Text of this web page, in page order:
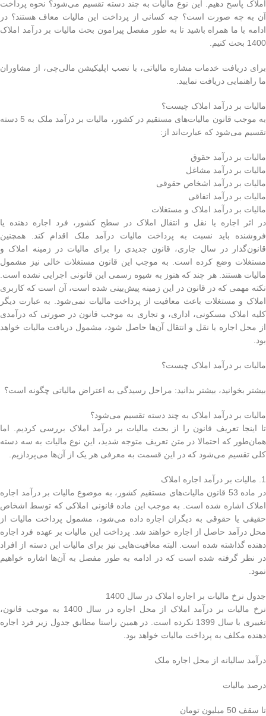
املاک پاسخ دهیم. این نوع مالیات به چند دسته تقسیم می‌شود؟ نحوه پرداخت
آن به چه صورت است؟ چه کسانی از پرداخت این مالیات معاف هستند؟ در
ادامه با ما همراه باشید تا به طور مفصل پیرامون بحث مالیات بر درآمد املاک
1400 بحث کنیم.
برای دریافت خدمات مشاره مالیاتی، با نصب اپلیکیشن مالی‌چی، از مشاوران
ما راهنمایی دریافت نمایید.
مالیات بر درآمد املاک چیست؟
به موجب قانون مالیات‌های مستقیم در کشور، مالیات بر درآمد ملک به 5 دسته
تقسیم می‌شود که عبارت‌اند از:
مالیات بر درآمد حقوق
مالیات بر درآمد مشاغل
مالیات بر درآمد اشخاص حقوقی
مالیات بر درآمد اتفاقی
مالیات بر درآمد املاک و مستغلات
در اثر اجاره یا نقل و انتقال املاک در سطح کشور، فرد اجاره دهنده یا
فروشنده باید نسبت به پرداخت مالیات درآمد ملک اقدام کند. همچنین
قانون‌گذار در سال جاری، قانون جدیدی را برای مالیات در زمینه املاک و
مستغلات وضع کرده است. به موجب این قانون مستغلات خالی نیز مشمول
مالیات هستند. هر چند که هنوز به شیوه رسمی این قانونی اجرایی نشده است.
نکته مهمی که در قانون در این زمینه پیش‌بینی شده است، آن است که کاربری
املاک و مستغلات باعث معافیت از پرداخت مالیات نمی‌شود. به عبارت دیگر
کلیه املاک مسکونی، اداری، و تجاری به موجب قانون در صورتی که درآمدی
از محل اجاره یا نقل و انتقال آن‌ها حاصل شود، مشمول دریافت مالیات خواهد
بود.
مالیات بر درآمد املاک چیست؟
بیشتر بخوانید، بیشتر بدانید: مراحل رسیدگی به اعتراض مالیاتی چگونه است؟
مالیات بر درآمد املاک به چند دسته تقسیم می‌شود؟
تا اینجا تعریف قانون را از بحث مالیات بر درآمد املاک بررسی کردیم. اما
همان‌طور که احتمالا در متن تعریف متوجه شدید، این نوع مالیات به سه دسته
کلی تقسیم می‌شود که در این قسمت به معرفی هر یک از آن‌ها می‌پردازیم.
1. مالیات بر درآمد اجاره املاک
در ماده 53 قانون مالیات‌های مستقیم کشور، به موضوع مالیات بر درآمد اجاره
املاک اشاره شده است. به موجب این ماده قانونی املاکی که توسط اشخاص
حقیقی یا حقوقی به دیگران اجاره داده می‌شود، مشمول پرداخت مالیات از
محل درآمد حاصل از اجاره خواهند شد. پرداخت این مالیات بر عهده فرد اجاره
دهنده گذاشته شده است. البته معافیت‌هایی نیز برای مالیات این دسته از افراد
در نظر گرفته شده است که در ادامه به طور مفصل به آن‌ها اشاره خواهیم
نمود.
جدول نرخ مالیات بر اجاره املاک در سال 1400
نرخ مالیات بر درآمد املاک از محل اجاره در سال 1400 به موجب قانون،
تغییری با سال 1399 نکرده است. در همین راستا مطابق جدول زیر فرد اجاره
دهنده مکلف به پرداخت مالیات خواهد بود.
درآمد سالیانه از محل اجاره ملک
درصد مالیات
تا سقف 50 میلیون تومان